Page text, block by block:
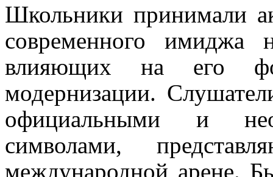
Школьники принимали
современного имиджа
влияющих на его
модернизации.
официальными и
символами,
международной арене.